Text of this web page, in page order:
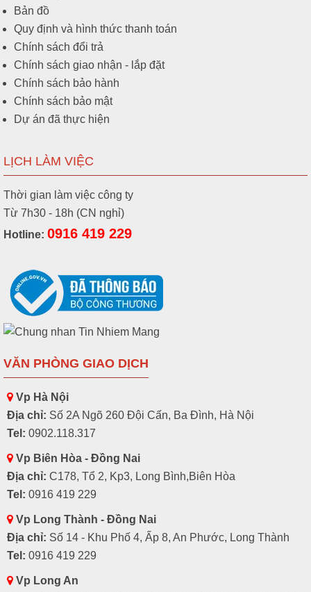
Bản đồ
Quy định và hình thức thanh toán
Chính sách đổi trả
Chính sách giao nhận - lắp đặt
Chính sách bảo hành
Chính sách bảo mật
Dự án đã thực hiện
LỊCH LÀM VIỆC
Thời gian làm việc công ty
Từ 7h30 - 18h (CN nghỉ)
Hotline: 0916 419 229
VĂN PHÒNG GIAO DỊCH
Vp Hà Nội
Địa chỉ: Số 2A Ngõ 260 Đội Cấn, Ba Đình, Hà Nội
Tel: 0902.118.317
Vp Biên Hòa - Đồng Nai
Địa chỉ: C178, Tổ 2, Kp3, Long Bình,Biên Hòa
Tel: 0916 419 229
Vp Long Thành - Đồng Nai
Địa chỉ: Số 14 - Khu Phố 4, Ấp 8, An Phước, Long Thành
Tel: 0916 419 229
Vp Long An